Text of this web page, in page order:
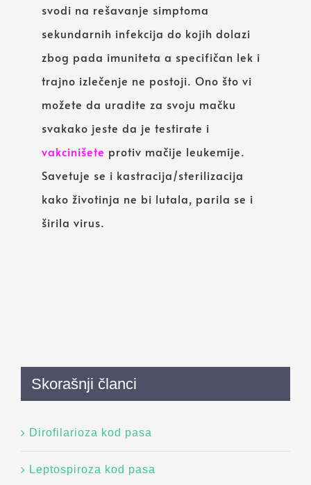
svodi na rešavanje simptoma
sekundarnih infekcija do kojih dolazi
zbog pada imuniteta a specifičan lek i
trajno izlečenje ne postoji. Ono što vi
možete da uradite za svoju mačku
svakako jeste da je testirate i
vakcinišete protiv mačije leukemije.
Savetuje se i kastracija/sterilizacija
kako životinja ne bi lutala, parila se i
širila virus.
Skorašnji članci
Dirofilarioza kod pasa
Leptospiroza kod pasa